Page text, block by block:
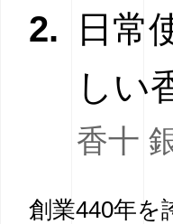
2.
日常
しい
香十
創業440年を